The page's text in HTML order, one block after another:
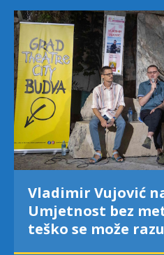
Vladimir Vujović
Umjetnost bez
teško se može